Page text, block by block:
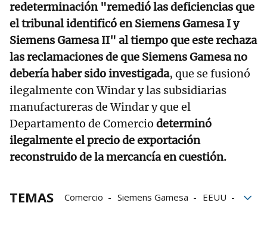
redeterminación "remedió las deficiencias que
el tribunal identificó en Siemens Gamesa I y
Siemens Gamesa II" al tiempo que este rechaza
las reclamaciones de que Siemens Gamesa no
debería haber sido investigada, que se fusionó
ilegalmente con Windar y las subsidiarias
manufactureras de Windar y que el
Departamento de Comercio determinó
ilegalmente el precio de exportación
reconstruido de la mercancía en cuestión.
TEMAS Comercio Siemens Gamesa
EEUU